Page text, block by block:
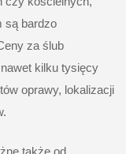
są bardzo
za ślub
kilku tysięcy
oprawy, lokalizacji